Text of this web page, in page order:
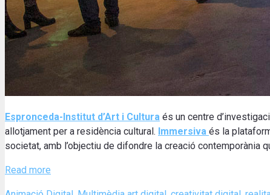
Espronceda-Institut d’Art i Cultura és un centre
allotjament per a residència cultural. Immersiva és la
societat, amb l’objectiu de difondre la creació contemporània
Read more